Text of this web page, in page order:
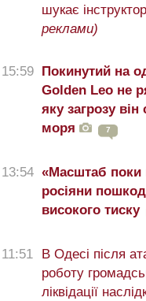
шукає
реклами)
15:59
Покинутий на
Golden Leo не
яку загрозу
моря
7
13:54 «Масштаб поки
росіяни
високого тиску
11:51
В Одесі після
роботу
ліквідації